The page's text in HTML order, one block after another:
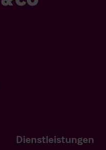
Dienstleistungen